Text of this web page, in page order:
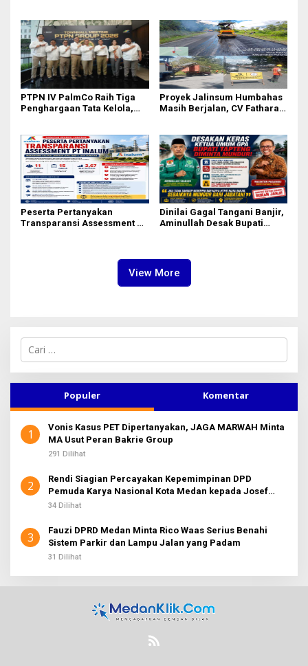
PTPN IV PalmCo Raih Tiga
Penghargaan Tata Kelola,
Proyek Jalinsum Humbahas
Masih Berjalan, CV Fathara
Peserta Pertanyakan
Transparansi Assessment PT
Dinilai Gagal Tangani Banjir,
Aminullah Desak Bupati
View More
C
i
n
u
k
Populer Komentar
1
Vonis Kasus PET Dipertanyakan, JAGA MARWAH Minta
MA Usut Peran Bakrie Group
291 Dilihat
2
Rendi Siagian Percayakan Kepemimpinan DPD
Pemuda Karya Nasional Kota Medan kepada Josef
Sembiring
34 Dilihat
3
Fauzi DPRD Medan Minta Rico Waas Serius Benahi
Sistem Parkir dan Lampu Jalan yang Padam
31 Dilihat